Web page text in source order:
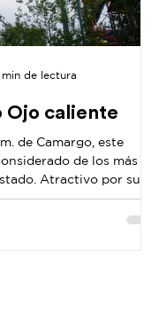
Ojo caliente
de Camargo, este
de los más
Atractivo por sus
y con grandes...
min de lectura